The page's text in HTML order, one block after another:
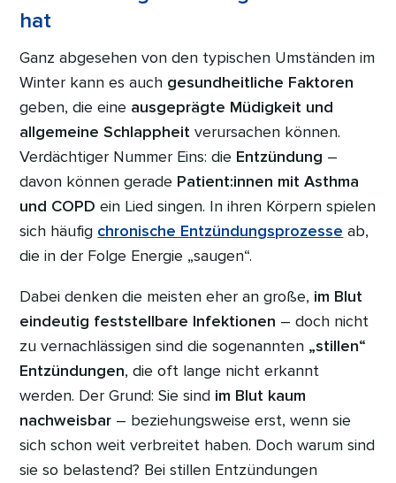
hat
Ganz abgesehen von den typischen Umständen im
Winter kann es auch gesundheitliche Faktoren
geben, die eine ausgeprägte Müdigkeit und
allgemeine Schlappheit verursachen können.
Verdächtiger Nummer Eins: die Entzündung –
davon können gerade Patient:innen mit Asthma
und COPD ein Lied singen. In ihren Körpern spielen
sich häufig chronische Entzündungsprozesse ab,
die in der Folge Energie „saugen“.
Dabei denken die meisten eher an große, im Blut
eindeutig feststellbare Infektionen – doch nicht
zu vernachlässigen sind die sogenannten „stillen“
Entzündungen, die oft lange nicht erkannt
werden. Der Grund: Sie sind im Blut kaum
nachweisbar – beziehungsweise erst, wenn sie
sich schon weit verbreitet haben. Doch warum sind
sie so belastend? Bei stillen Entzündungen